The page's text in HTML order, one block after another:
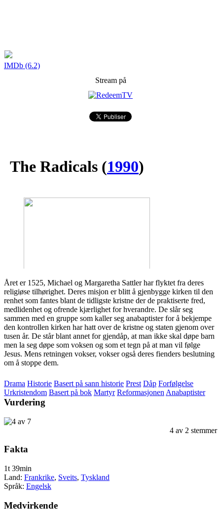
IMDb (6.2)
Stream på
The Radicals (1990)
Året er 1525, Michael og Margaretha Sattler har flyktet fra deres
religiøse tilhørighet. Deres misjon er blitt å gjenbygge kirken til den
renhet som fantes blant de tidligste kristne der de praktiserte fred,
medlidenhet og ofrende kjærlighet for hverandre. De slår seg
sammen med en gruppe som kaller seg anabaptister for å bekjempe
den kontrollen kirken har hatt over de kristne og staten gjenom over
tusen år. De står blant annet for gjendåp, at man ikke skal døpe barn
men la seg døpe som voksen og som et tegn på at man vil følge
Jesus. Mens retningen vokser, vokser også deres fienders beslutning
om å stoppe dem.
Drama Historie Basert på sann historie Prest Dåp Forfølgelse
Urkristendom Basert på bok Martyr Reformasjonen Anabaptister
Vurdering
4 av 2 stemmer
Fakta
1t 39min
Land: Frankrike, Sveits, Tyskland
Språk: Engelsk
Medvirkende